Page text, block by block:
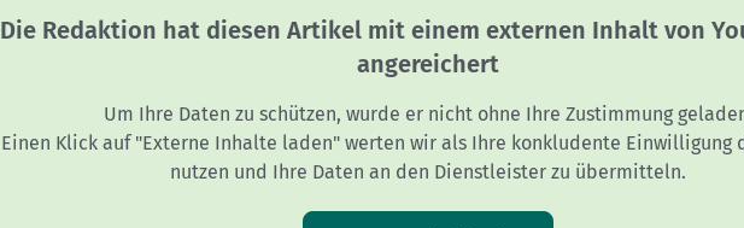
Die Redaktion hat diesen Artikel mit einem externen Inhalt von
angereichert
Um Ihre Daten zu schützen, wurde er nicht ohne Ihre Zustimmung
Einen Klick auf "Externe Inhalte laden" werten wir als Ihre konkludente Einwilligung
nutzen und Ihre Daten an den Dienstleister zu übermitteln.